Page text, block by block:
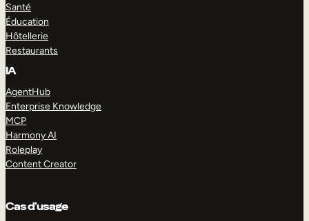
Santé
Éducation
Hôtellerie
Restaurants
IA
AgentHub
Enterprise Knowledge
MCP
Harmony AI
Roleplay
Content Creator
Cas d’usage